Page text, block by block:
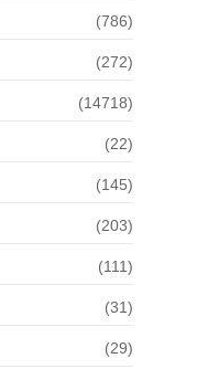
(786)
(272)
(14718)
(22)
(145)
(203)
(111)
(31)
(29)